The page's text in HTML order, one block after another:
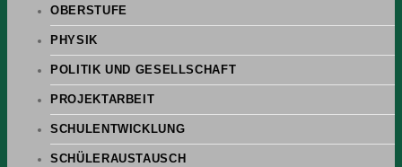
OBERSTUFE
PHYSIK
POLITIK UND GESELLSCHAFT
PROJEKTARBEIT
SCHULENTWICKLUNG
SCHÜLERAUSTAUSCH